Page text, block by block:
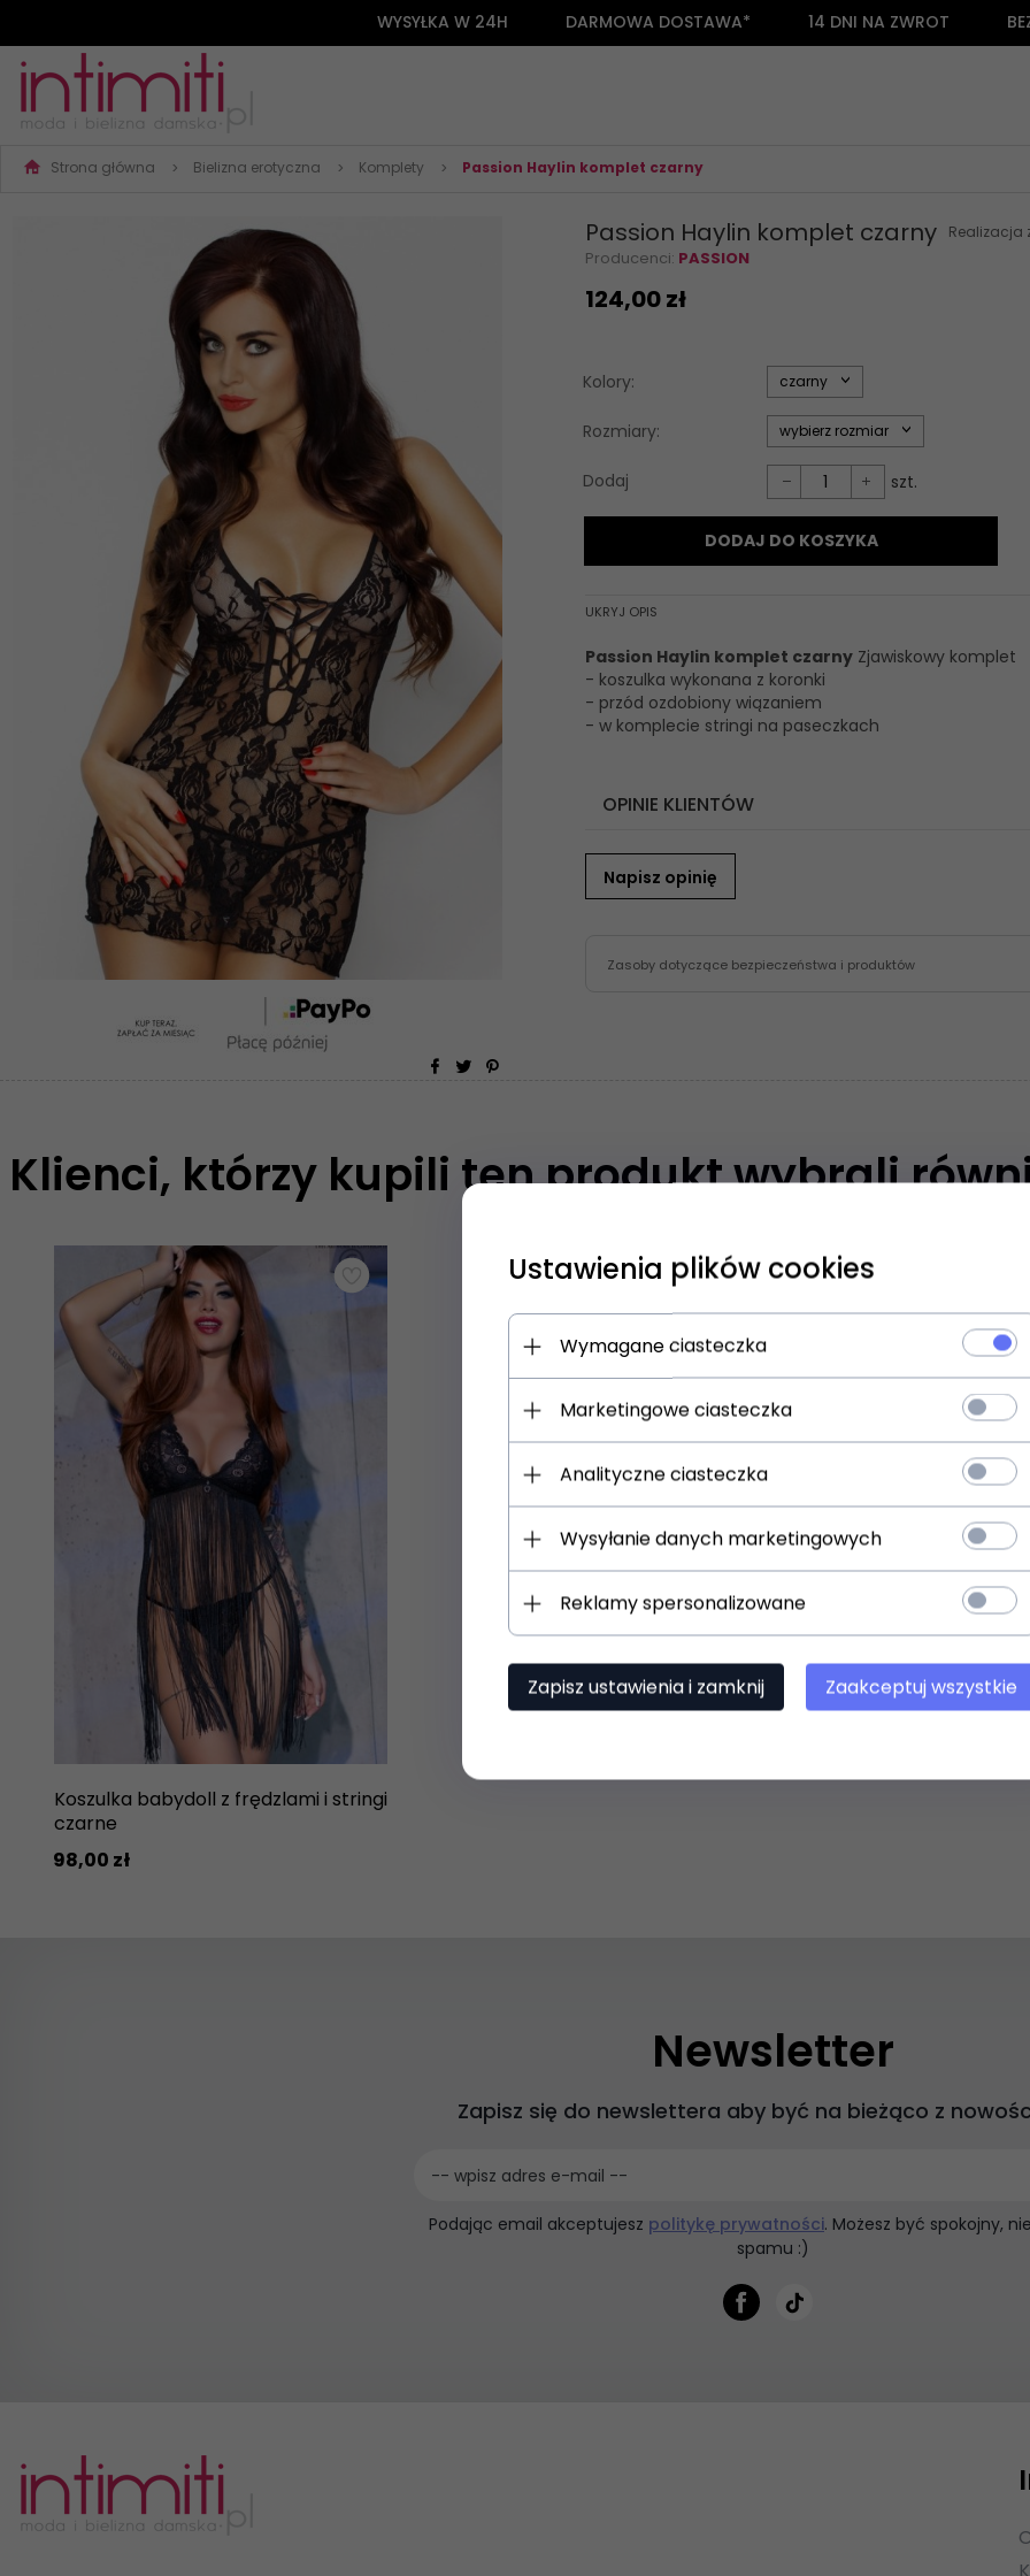
WYSYŁKA W 24H DARMOWA DOSTAWA* 14 DNI NA ZWROT
Strona główna Bielizna erotyczna Komplety Passion Haylin komplet czarny
Passion Haylin komplet czarny
Producenci: PASSION
Realizacja
124,00zł
Kolory: options[34]
czarny
Rozmiary: options[35]
wybierz rozmiar
Dodaj szt.
DODAJ DO KOSZYKA
UKRYJ OPIS
Passion Haylin komplet czarny Zjawiskowy komplet
- koszulka wykonana z koronki
- przód ozdobiony wiązaniem
- w komplecie stringi na paseczkach
OPINIE KLIENTÓW
Napisz opinię
Zasoby dotyczące bezpieczeństwa i produktów
Klienci, którzy kupili ten produkt wybrali
Koszulka babydoll z frędzlami i stringi
czarne
98,00 zł
Newsletter
Zapisz się do newslettera aby być na bieżąco z
-- wpisz adres e-mail --
Podając email akceptujesz politykę prywatności. Możesz być spokojny,
spamu :)
Ustawienia plików cookies
Wymagane ciasteczka
Marketingowe ciasteczka
Analityczne ciasteczka
Wysyłanie danych marketingowych
Reklamy spersonalizowane
Zapisz ustawienia i zamknij Zaakceptuj wszystkie